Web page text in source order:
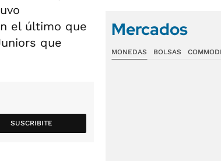
el último que
que
SUSCRIBITE
Mercados
MONEDAS BOLSAS